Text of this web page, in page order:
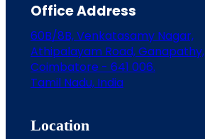
Office Address
60B/8B, Venkatasamy Nagar,
Athipalayam Road, Ganapathy,
Coimbatore - 641 006.
Tamil Nadu, India
Location